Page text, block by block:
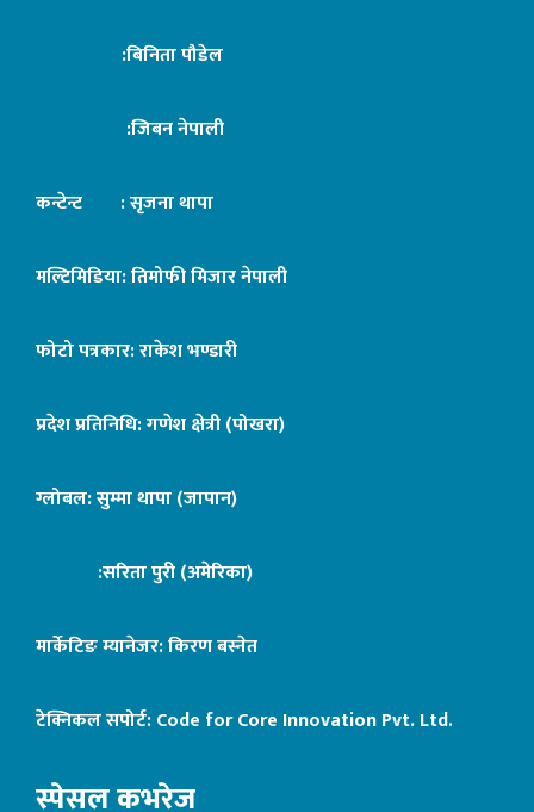
:बिनिता पौडेल
:जिबन नेपाली
कन्टेन्ट : सृजना थापा
मल्टिमिडिया: तिमोफी मिजार नेपाली
फोटो पत्रकार: राकेश भण्डारी
प्रदेश प्रतिनिधि: गणेश क्षेत्री (पोखरा)
ग्लोबल: सुम्मा थापा (जापान)
:सरिता पुरी (अमेरिका)
मार्केटिङ म्यानेजर: किरण बस्नेत
टेक्निकल सपोर्ट:Code for Core Innovation Pvt. Ltd.
स्पेसल कभरेज